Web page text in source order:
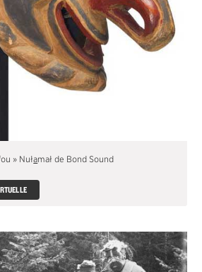
» Nułamał de Bond Sound